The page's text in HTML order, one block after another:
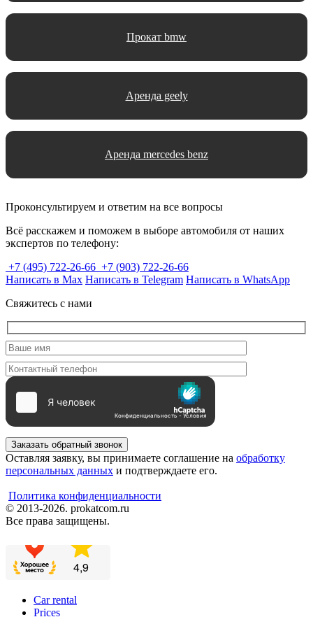
Прокат bmw
Аренда geely
Аренда mercedes benz
Проконсультируем и ответим на все вопросы
Всё расскажем и поможем в выборе автомобиля от наших
экспертов по телефону:
+7 (495) 722-26-66 +7 (903) 722-26-66
Написать в Max Написать в Telegram Написать в WhatsApp
Свяжитесь с нами
Заказать обратный звонок
Оставляя заявку, вы принимаете соглашение на обработку
персональных данных и подтверждаете его.
Политика конфиденциальности
© 2013-2026. prokatcom.ru
Все права защищены.
Car rental
Prices